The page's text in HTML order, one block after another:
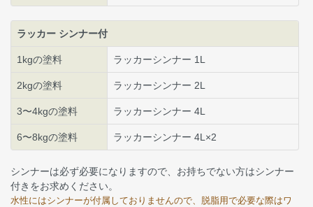
ラッカー シンナー付
1kgの塗料 ラッカーシンナー 1L
2kgの塗料 ラッカーシンナー 2L
3〜4kgの塗料 ラッカーシンナー 4L
6〜8kgの塗料 ラッカーシンナー 4L×2
シンナーは必ず必要になりますので、お持ちでない方はシンナー
付きをお求めください。
水性にはシンナーが付属しておりませんので、脱脂用で必要な際はワ